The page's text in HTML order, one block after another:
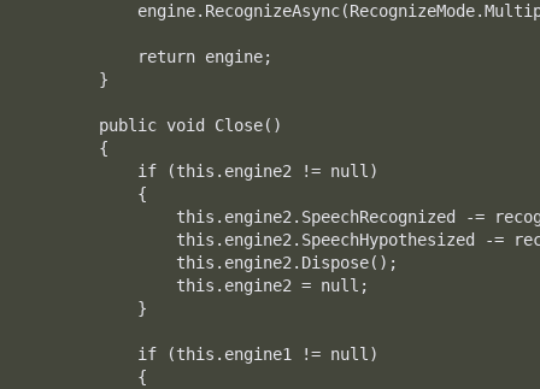
            return engine;
        }
        public void Close()
        {
            if (this.engine2 != null)
            {
this.engine2.SpeechRecognized -=
this.engine2.SpeechHypothesized -=
                this.engine2.Dispose();
                this.engine2 = null;
            }
            if (this.engine1 != null)
            {